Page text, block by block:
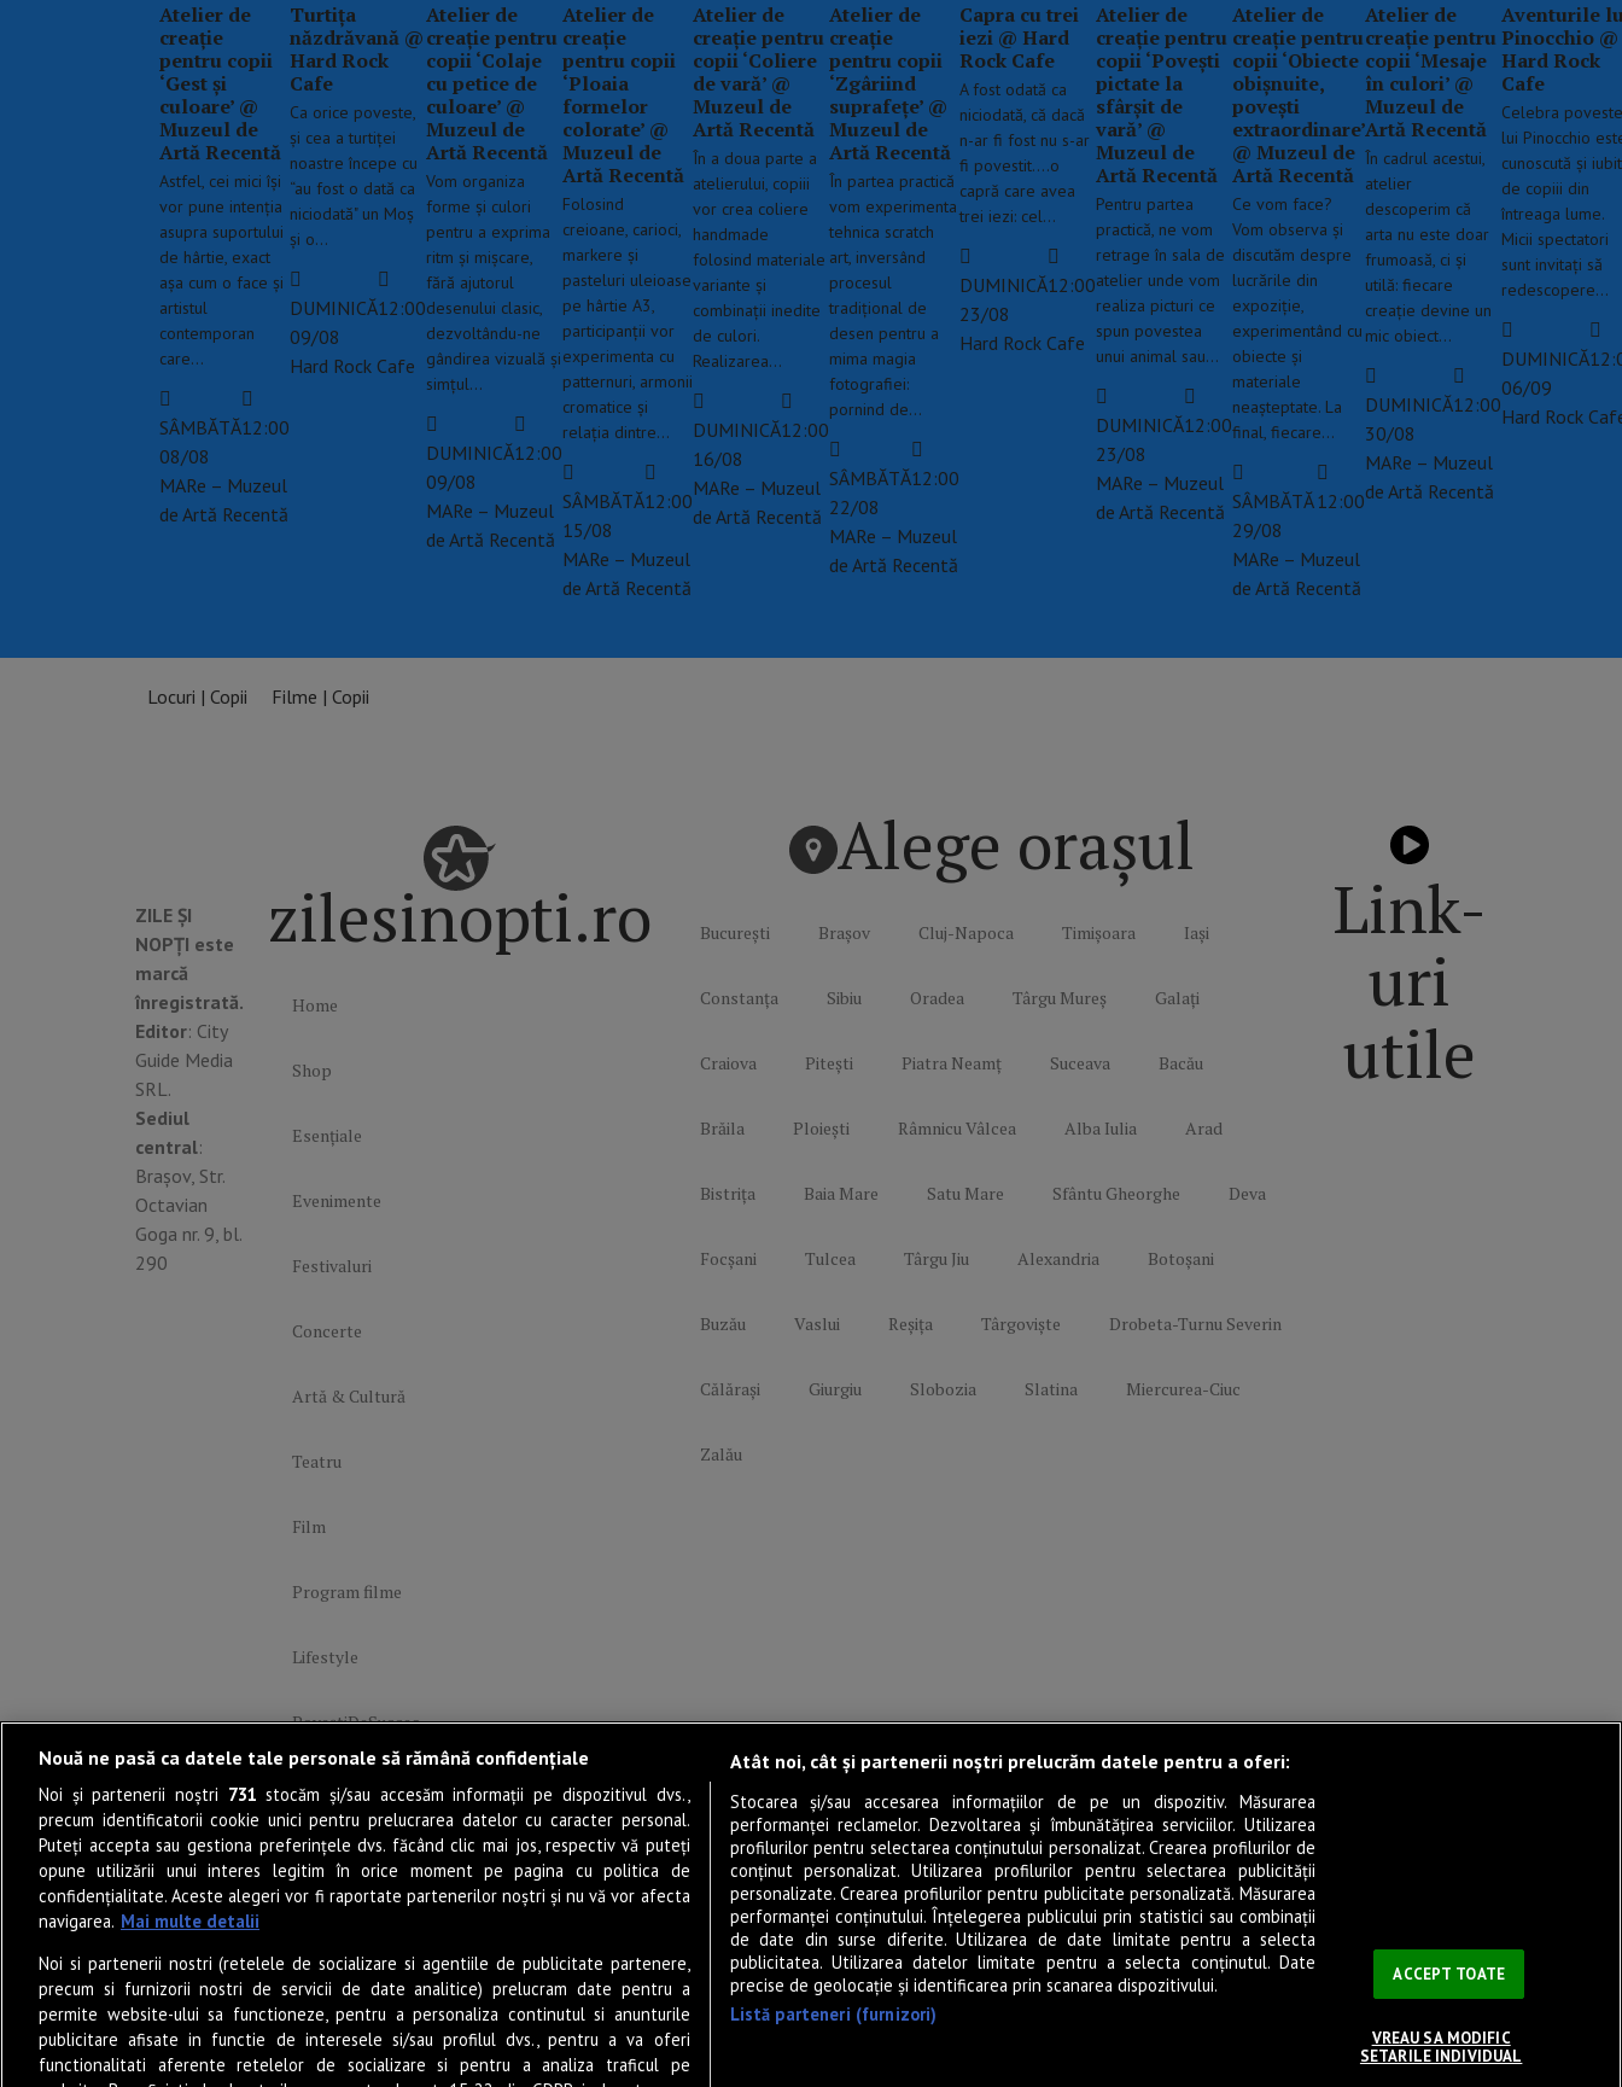
Atelier de
creație
pentru copii
‘Gest și
culoare’ @
Muzeul de
Artă Recentă
Astfel, cei mici își
vor pune intenția
asupra suportului
de hârtie, exact
așa cum o face și
artistul
contemporan
care…
SÂMBĂTĂ
08/08
12:00
MARe – Muzeul
de Artă Recentă
Turtița
năzdrăvană @
Hard Rock
Cafe
Ca orice poveste,
și cea a turtiței
noastre începe cu
“au fost o dată ca
niciodată" un Moș
și o…
DUMINICĂ
09/08
12:00
Hard Rock Cafe
Atelier de
creație pentru
copii ‘Colaje
cu petice de
culoare’ @
Muzeul de
Artă Recentă
Vom organiza
forme și culori
pentru a exprima
ritm și mișcare,
fără ajutorul
desenului clasic,
dezvoltându-ne
gândirea vizuală și
simțul…
DUMINICĂ
09/08
12:00
MARe – Muzeul
de Artă Recentă
Atelier de
creație
pentru copii
‘Ploaia
formelor
colorate’ @
Muzeul de
Artă Recentă
Folosind
creioane, carioci,
markere și
pasteluri uleioase
pe hârtie A3,
participanții vor
experimenta cu
patternuri, armonii
cromatice și
relația dintre…
SÂMBĂTĂ
15/08
12:00
MARe – Muzeul
de Artă Recentă
Atelier de
creație pentru
copii ‘Coliere
de vară’ @
Muzeul de
Artă Recentă
În a doua parte a
atelierului, copiii
vor crea coliere
handmade
folosind materiale
variante și
combinații inedite
de culori.
Realizarea…
DUMINICĂ
16/08
12:00
MARe – Muzeul
de Artă Recentă
Atelier de
creație
pentru copii
‘Zgâriind
suprafețe’ @
Muzeul de
Artă Recentă
​În partea practică
vom experimenta
tehnica scratch
art, inversând
procesul
tradițional de
desen pentru a
mima magia
fotografiei:
pornind de…
SÂMBĂTĂ
22/08
12:00
MARe – Muzeul
de Artă Recentă
Capra cu trei
iezi @ Hard
Rock Cafe
A fost odată ca
niciodată, că dacă
n-ar fi fost nu s-ar
fi povestit....o
capră care avea
trei iezi: cel…
DUMINICĂ
23/08
12:00
Hard Rock Cafe
Atelier de
creație pentru
copii ‘Povești
pictate la
sfârșit de
vară’ @
Muzeul de
Artă Recentă
Pentru partea
practică, ne vom
retrage în sala de
atelier unde vom
realiza picturi ce
spun povestea
unui animal sau…
DUMINICĂ
23/08
12:00
MARe – Muzeul
de Artă Recentă
Atelier de
creație pentru
copii ‘Obiecte
obișnuite,
povești
extraordinare’
@ Muzeul de
Artă Recentă
Ce vom face?
Vom observa și
discutăm despre
lucrările din
expoziție,
experimentând cu
obiecte și
materiale
neașteptate. La
final, fiecare…
SÂMBĂTĂ
29/08
12:00
MARe – Muzeul
de Artă Recentă
Atelier de
creație pentru
copii ‘Mesaje
în culori’ @
Muzeul de
Artă Recentă
În cadrul acestui,
atelier
descoperim că
arta nu este doar
frumoasă, ci și
utilă: fiecare
creație devine un
mic obiect…
DUMINICĂ
30/08
12:00
MARe – Muzeul
de Artă Recentă
Aventurile
Pinocchio @
Hard Rock
Cafe
Celebra
lui Pinocchio
cunoscută și
de copiii din
întreaga lume.
Micii spectatori
sunt invitați să
redescopere…
DUMINICĂ
06/09
Hard Rock
Locuri | Copii Filme | Copii
ZILE ȘI
NOPȚI este
marcă
înregistrată.
Editor: City
Guide Media
SRL.
Sediul
central:
Brașov, Str.
Octavian
Goga nr. 9, bl.
290
zilesinopti.ro
Home
Shop
Esențiale
Evenimente
Festivaluri
Concerte
Artă & Cultură
Teatru
Film
Program filme
Lifestyle
PoveștiDeSucces
Muzică
Sunete Live
POP-UP Stories
Junior
Alege orașul
București Brașov Cluj-Napoca Timișoara Iași
Constanța Sibiu Oradea Târgu Mureș Galați
Craiova Pitești Piatra Neamț Suceava Bacău
Brăila Ploiești Râmnicu Vâlcea Alba Iulia Arad
Bistrița Baia Mare Satu Mare Sfântu Gheorghe Deva
Focșani Tulcea Târgu Jiu Alexandria Botoșani
Buzău Vaslui Reșița Târgoviște Drobeta-Turnu Severin
Călărași Giurgiu Slobozia Slatina Miercurea-Ciuc
Zalău
Link-
uri
utile
Nouă ne pasă ca datele tale personale să rămână confidențiale
Noi și partenerii noștri 731 stocăm și/sau accesăm informații pe dispozitivul dvs.,
precum identificatorii cookie unici pentru prelucrarea datelor cu caracter personal.
Puteți accepta sau gestiona preferințele dvs. făcând clic mai jos, respectiv vă puteți
opune utilizării unui interes legitim în orice moment pe pagina cu politica de
confidențialitate. Aceste alegeri vor fi raportate partenerilor noștri și nu vă vor afecta
navigarea. Mai multe detalii
Noi si partenerii nostri (retelele de socializare si agentiile de publicitate partenere,
precum si furnizorii nostri de servicii de date analitice) prelucram date pentru a
permite website-ului sa functioneze, pentru a personaliza continutul si anunturile
publicitare afisate in functie de interesele si/sau profilul dvs., pentru a va oferi
functionalitati aferente retelelor de socializare si pentru a analiza traficul pe
Atât noi, cât și partenerii noștri prelucrăm datele pentru a oferi:
Stocarea și/sau accesarea informațiilor de pe un dispozitiv. Măsurarea
performanței reclamelor. Dezvoltarea și îmbunătățirea serviciilor. Utilizarea
profilurilor pentru selectarea conținutului personalizat. Crearea profilurilor de
conținut personalizat. Utilizarea profilurilor pentru selectarea publicității
personalizate. Crearea profilurilor pentru publicitate personalizată. Măsurarea
performanței conținutului. Înțelegerea publicului prin statistici sau combinații
de date din surse diferite. Utilizarea de date limitate pentru a selecta
publicitatea. Utilizarea datelor limitate pentru a selecta conținutul. Date
precise de geolocație și identificarea prin scanarea dispozitivului.
Listă parteneri (furnizori)
ACCEPT TOATE
VREAU SA MODIFIC
SETARILE INDIVIDUAL